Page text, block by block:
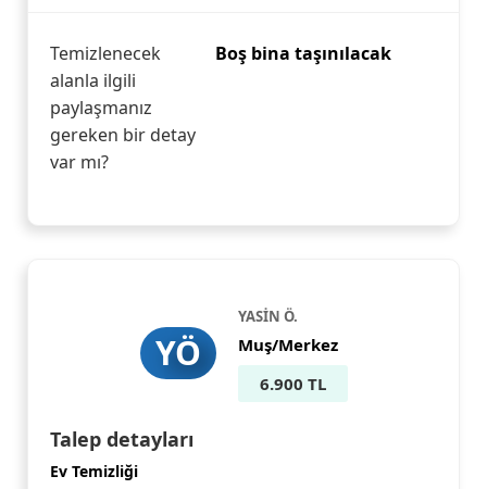
Temizlenecek
alanla ilgili
paylaşmanız
gereken bir detay
var mı?
Boş bina taşınılacak
YÖ
YASİN Ö.
Muş/Merkez
6.900 TL
Talep detayları
Ev Temizliği